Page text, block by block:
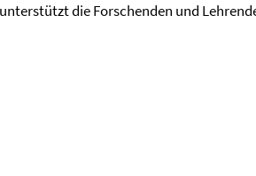
die Forschenden und